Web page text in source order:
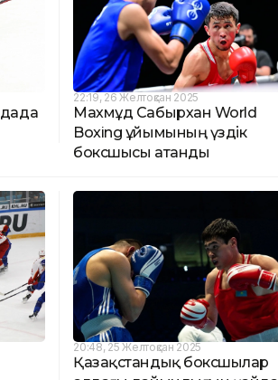
22:19, 26 Желтоқсан 2025
Махмұд Сабырхан World
Boxing ұйымының үздік
боксшысы атанды
20:48, 25 Желтоқсан 2025
Қазақстандық боксшылар